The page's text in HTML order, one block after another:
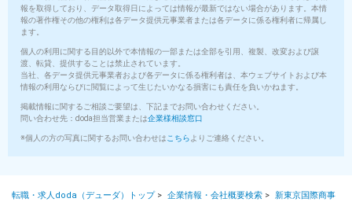
報を取得しており、データ取得日によっては情報が最新ではない場合があります。本情
報の著作権その他の権利は各データ提供元事業者または各データに係る権利者に帰属し
ます。
個人の利用に関する目的以外で本情報の一部または全部を引用、複製、改変および譲
渡、転貸、提供することは禁止されています。
当社、各データ提供元事業者および各データに係る権利者は、本ウェブサイトおよび本
情報の利用ならびに閲覧によって生じたいかなる損害にも責任を負いかねます。
掲載情報に関するご相談ご要望は、下記までお問い合わせください。
問い合わせ先：doda担当営業または企業様相談窓口
※個人の方の写真に関するお問い合わせは こちら よりご連絡ください。
転職・求人doda（デューダ）トップ> 企業情報・会社概要検索 > 新東京国際商事